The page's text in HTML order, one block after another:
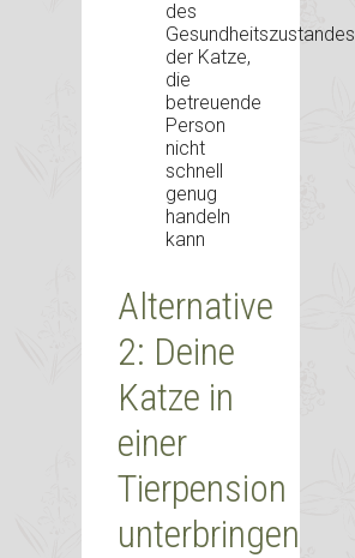
des
Gesundheitszustandes
der Katze,
die
betreuende
Person
nicht
schnell
genug
handeln
kann
Alternative
2: Deine
Katze in
einer
Tierpension
unterbringen